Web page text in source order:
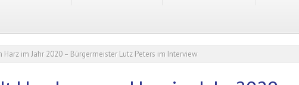
im Jahr 2020 – Bürgermeister Lutz Peters im Interview